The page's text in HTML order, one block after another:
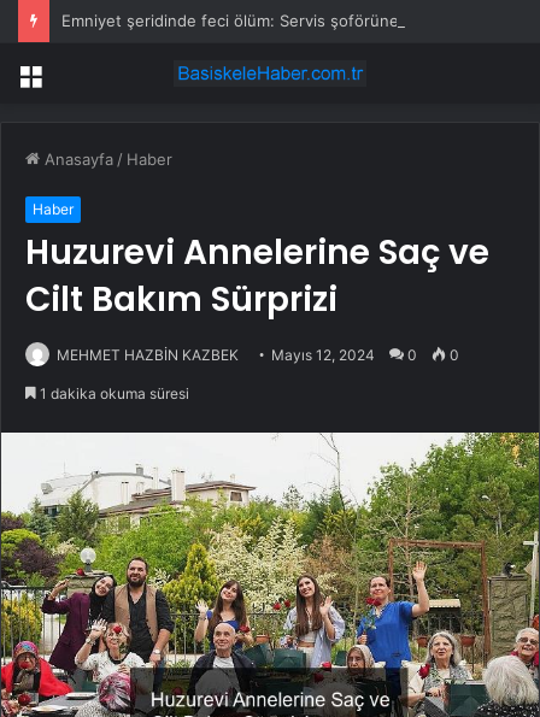
Menü
Anasayfa / Haber
Haber
Huzurevi Annelerine Saç ve
Cilt Bakım Sürprizi
MEHMET HAZBİN KAZBEK Mayıs 12, 2024 0 0
1 dakika okuma süresi